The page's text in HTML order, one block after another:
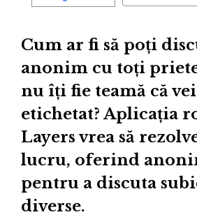
Cum ar fi să poți
anonim cu toți
nu îți fie teamă că
etichetat? Aplicația
Layers vrea să
lucru, oferind
pentru a discuta
diverse.